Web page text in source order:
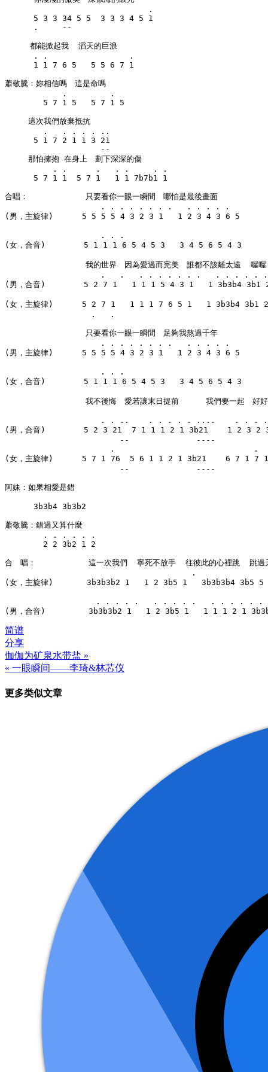
                              .
      5 3 3 34 5 5  3 3 3 4 5 1
      .     --
  　　都能掀起我  滔天的巨浪
      . .                 .
      1 1 7 6 5   5 5 6 7 1
蕭敬騰：妳相信嗎　這是命嗎
            .         .
        5 7 1 5   5 7 1 5
這次我們放棄抵抗
        .   . . . . ..
      5 1 7 2 1 1 3 21
                    --
那怕擁抱 在身上　劃下深深的傷
          . .      .   . .     . .
      5 7 1 1  5 7 1   1 1 7b7b1 1
合唱：            只要看你一眼一瞬間　哪怕是最後畫面
                    . . . . . . . .   . . . . .
(男，主旋律)      5 5 5 5 4 3 2 3 1   1 2 3 4 3 6 5
                    . . .
(女，合音)        5 1 1 1 6 5 4 5 3   3 4 5 6 5 4 3
            　　　我的世界　因為愛過而完美　誰都不該離太遠  喔喔
.   .   . . . . . . .   . . . . .
(男，合音)        5 2 7 1   1 1 1 5 4 3 1   1 3b3b4 3b1
(女，主旋律)      5 2 7 1   1 1 1 7 6 5 1   1 3b3b4 3b1
                  .   .
只要看你一眼一瞬間　足夠我熬過千年
                    . . . . . . . .   . . . . .
(男，主旋律)      5 5 5 5 4 3 2 3 1   1 2 3 4 3 6 5
                    . . .
(女，合音)        5 1 1 1 6 5 4 5 3   3 4 5 6 5 4 3
　　　我不後悔　愛若讓末日提前    　我們要一起　好
. . ..    . . . . . ....    . . .
(男，合音)        5 2 3 21  7 1 1 1 2 1 3b21    1 2 3 2
                        --              ----
.                             .
(女，主旋律)      5 7 1 76  5 6 1 1 2 1 3b21    6 7 1 7
                        --              ----
阿妹：如果相愛是錯
      3b3b4 3b3b2
蕭敬騰：錯過又算什麼
        . . . . . .
        2 2 3b2 1 2
合　唱：           這一次我們  寧死不放手  往彼此的心裡跳  跳過
                                       .
(女，主旋律)       3b3b3b2 1   1 2 3b5 1   3b3b3b4 3b5 5
. . . . .   . . . . .   . . . . . .
(男，合音)         3b3b3b2 1   1 2 3b5 1   1 1 1 2 1 3b3b
简谱
分享
文
章
导
伽伽为矿泉水带盐 »
« 一眼瞬间——李琦&林芯仪
更多类似文章